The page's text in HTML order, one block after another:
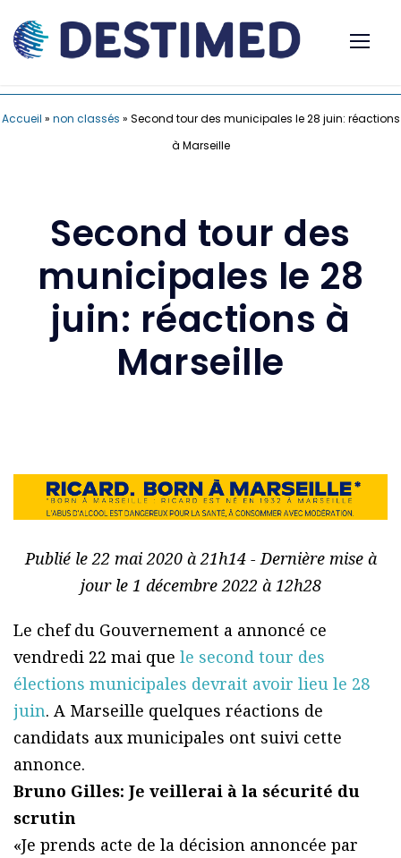
Accueil » non classés » Second tour des municipales le 28 juin: réactions
à Marseille
Second tour des
municipales le 28
juin: réactions à
Marseille
Publié le 22 mai 2020 à 21h14 - Dernière mise à
jour le 1 décembre 2022 à 12h28
Le chef du Gouvernement a annoncé ce
vendredi 22 mai que le second tour des
élections municipales devrait avoir lieu le 28
juin. A Marseille quelques réactions de
candidats aux municipales ont suivi cette
annonce.
Bruno Gilles: Je veillerai à la sécurité du
scrutin
«Je prends acte de la décision annoncée par